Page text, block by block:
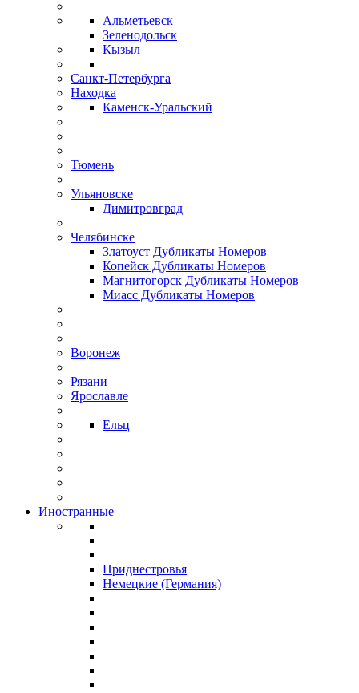
Альметьевск
Зеленодольск
Кызыл
Санкт-Петербурга
Находка
Каменск-Уральский
Тюмень
Ульяновске
Димитровград
Челябинске
Златоуст Дубликаты Номеров
Копейск Дубликаты Номеров
Магнитогорск Дубликаты Номеров
Миасс Дубликаты Номеров
Воронеж
Рязани
Ярославле
Ельц
Иностранные
Приднестровья
Немецкие (Германия)